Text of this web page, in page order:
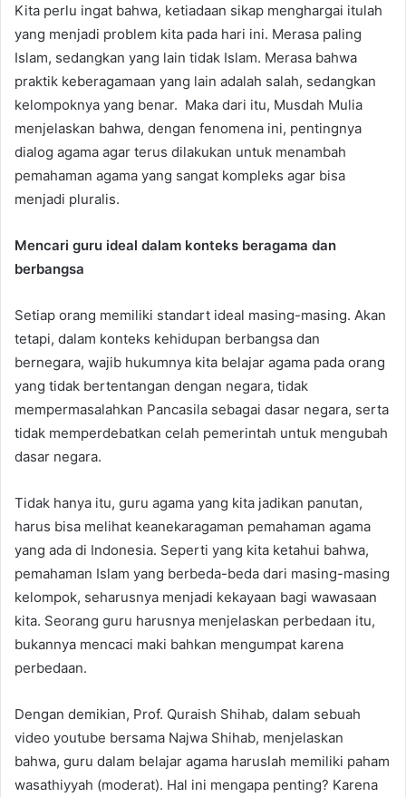
Kita perlu ingat bahwa, ketiadaan sikap menghargai itulah
yang menjadi problem kita pada hari ini. Merasa paling
Islam, sedangkan yang lain tidak Islam. Merasa bahwa
praktik keberagamaan yang lain adalah salah, sedangkan
kelompoknya yang benar. Maka dari itu, Musdah Mulia
menjelaskan bahwa, dengan fenomena ini, pentingnya
dialog agama agar terus dilakukan untuk menambah
pemahaman agama yang sangat kompleks agar bisa
menjadi pluralis.
Mencari guru ideal dalam konteks beragama dan
berbangsa
Setiap orang memiliki standart ideal masing-masing. Akan
tetapi, dalam konteks kehidupan berbangsa dan
bernegara, wajib hukumnya kita belajar agama pada orang
yang tidak bertentangan dengan negara, tidak
mempermasalahkan Pancasila sebagai dasar negara, serta
tidak memperdebatkan celah pemerintah untuk mengubah
dasar negara.
Tidak hanya itu, guru agama yang kita jadikan panutan,
harus bisa melihat keanekaragaman pemahaman agama
yang ada di Indonesia. Seperti yang kita ketahui bahwa,
pemahaman Islam yang berbeda-beda dari masing-masing
kelompok, seharusnya menjadi kekayaan bagi wawasaan
kita. Seorang guru harusnya menjelaskan perbedaan itu,
bukannya mencaci maki bahkan mengumpat karena
perbedaan.
Dengan demikian, Prof. Quraish Shihab, dalam sebuah
video youtube bersama Najwa Shihab, menjelaskan
bahwa, guru dalam belajar agama haruslah memiliki paham
wasathiyyah (moderat). Hal ini mengapa penting? Karena